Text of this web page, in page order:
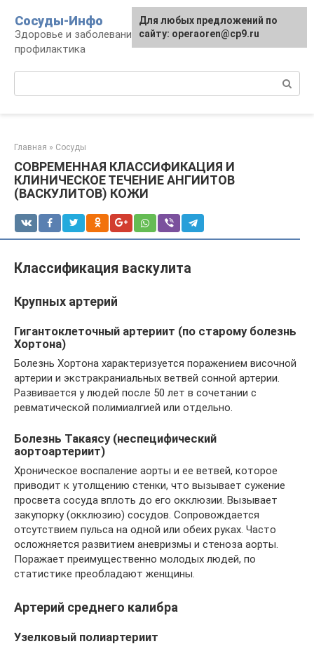
контенту
Сосуды-Инфо
Здоровье и заболевания сосудов и сердца,
профилактика
Главная » Сосуды
СОВРЕМЕННАЯ КЛАССИФИКАЦИЯ И
КЛИНИЧЕСКОЕ ТЕЧЕНИЕ АНГИИТОВ
(ВАСКУЛИТОВ) КОЖИ
Классификация васкулита
Крупных артерий
Гигантоклеточный артериит (по старому болезнь
Хортона)
Болезнь Хортона характеризуется поражением височной
артерии и экстракраниальных ветвей сонной артерии.
Развивается у людей после 50 лет в сочетании с
ревматической полимиалгией или отдельно.
Болезнь Такаясу (неспецифический
аортоартериит)
Хроническое воспаление аорты и ее ветвей, которое
приводит к утолщению стенки, что вызывает сужение
просвета сосуда вплоть до его окклюзии. Вызывает
закупорку (окклюзию) сосудов. Сопровождается
отсутствием пульса на одной или обеих руках. Часто
осложняется развитием аневризмы и стеноза аорты.
Поражает преимущественно молодых людей, по
статистике преобладают женщины.
Артерий среднего калибра
Узелковый полиартериит
Для любых предложений по
сайту: operaoren@cp9.ru